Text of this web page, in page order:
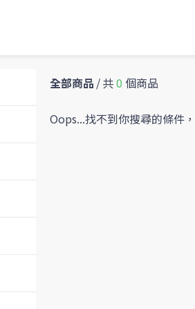
全部商品 /共0 個商品
Oops...找不到你搜尋的條件